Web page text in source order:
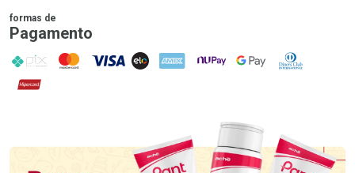
formas de
Pagamento
PIX MasterCard
VISA ELO AMEX NuPay Google PayDiners Club
Hipercard